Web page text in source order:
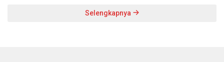
Selengkapnya